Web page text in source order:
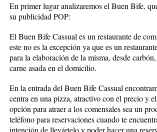
En primer lugar analizaremos el Buen Bife,
su publicidad POP:
El Buen Bife Cassual es un restaurante de
este no es la excepción ya que es un
para la elaboración de la misma, desde
carne asada en el domicilio.
En la entrada del Buen Bife Cassual
centra en una pizza, atractivo con el precio y
opción para atraer a los comensales sea un
teléfono para reservaciones cuando te
intención de llevártelo y poder hacer una